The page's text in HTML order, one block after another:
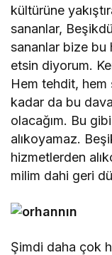
kültürüne
sananlar,
sananlar bize bu
etsin diyorum.
Hem tehdit, hem
kadar da bu
olacağım. Bu
alıkoyamaz.
hizmetlerden
milim dahi geri
Şimdi daha çok